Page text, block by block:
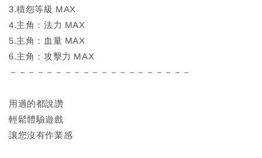
3.積怨等級 MAX
4.主角：法力 MAX
5.主角：血量 MAX
6.主角：攻擊力 MAX
－－－－－－－－－－－－－－－－－－－－
用過的都說讚
輕鬆體驗遊戲
讓您沒有作業感